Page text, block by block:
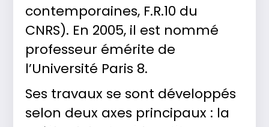
contemporaines, F.R.10 du
CNRS). En 2005, il est nommé
professeur émérite de
l’Université Paris 8.
Ses travaux se sont développés
selon deux axes principaux : la